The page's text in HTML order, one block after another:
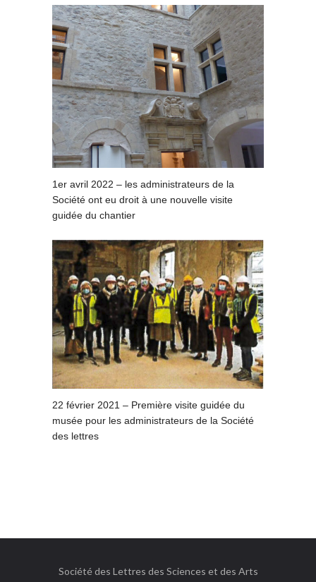
1er avril 2022 – les administrateurs de la
Société ont eu droit à une nouvelle visite
guidée du chantier
22 février 2021 – Première visite guidée du
musée pour les administrateurs de la Société
des lettres
Société des Lettres des Sciences et des Arts